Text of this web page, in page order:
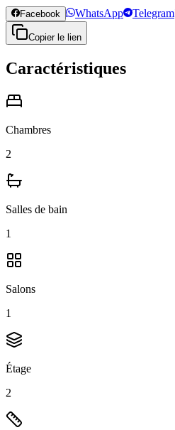
Facebook WhatsApp Telegram
Copier le lien
Caractéristiques
Chambres
2
Salles de bain
1
Salons
1
Étage
2